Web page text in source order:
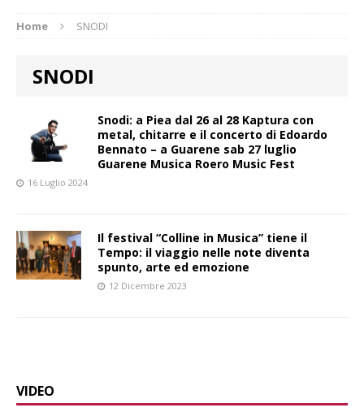
Home SNODI
SNODI
Snodi: a Piea dal 26 al 28 Kaptura con
metal, chitarre e il concerto di Edoardo
Bennato – a Guarene sab 27 luglio
Guarene Musica Roero Music Fest
16 Luglio 2024
Il festival “Colline in Musica” tiene il
Tempo: il viaggio nelle note diventa
spunto, arte ed emozione
12 Dicembre 2023
VIDEO